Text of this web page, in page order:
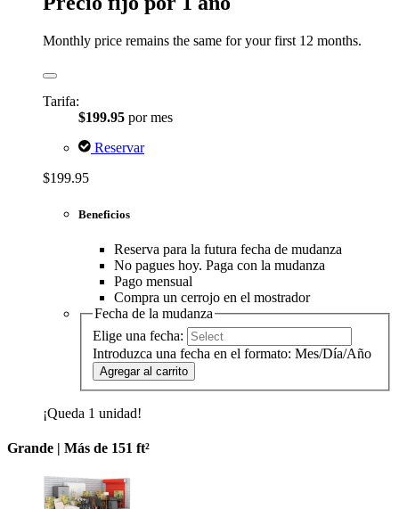
Monthly price remains the same for your first 12 months.
Tarifa:
$199.95 por mes
Reservar
$199.95
Beneficios
Reserva para la futura fecha de mudanza
No pagues hoy. Paga con la mudanza
Pago mensual
Compra un cerrojo en el mostrador
Fecha de la mudanza
Elige una fecha:
Introduzca una fecha en el formato: Mes/Día/Año
Agregar al carrito
¡Queda 1 unidad!
Grande | Más de 151 ft²